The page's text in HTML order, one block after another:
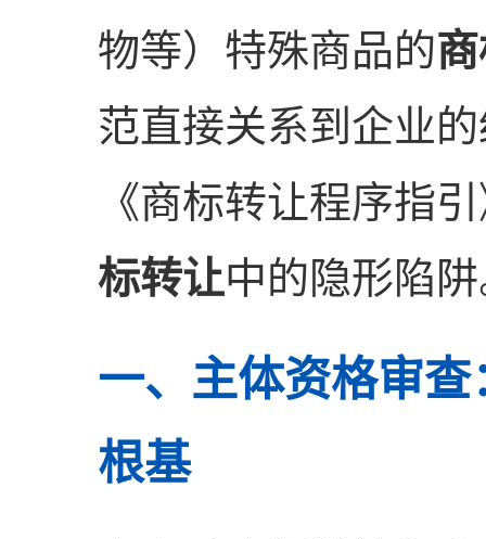
物等）特殊商品的
范直接关系到企业
《商标转让程序指
标转让中的隐形陷
一、主体资格审
根基